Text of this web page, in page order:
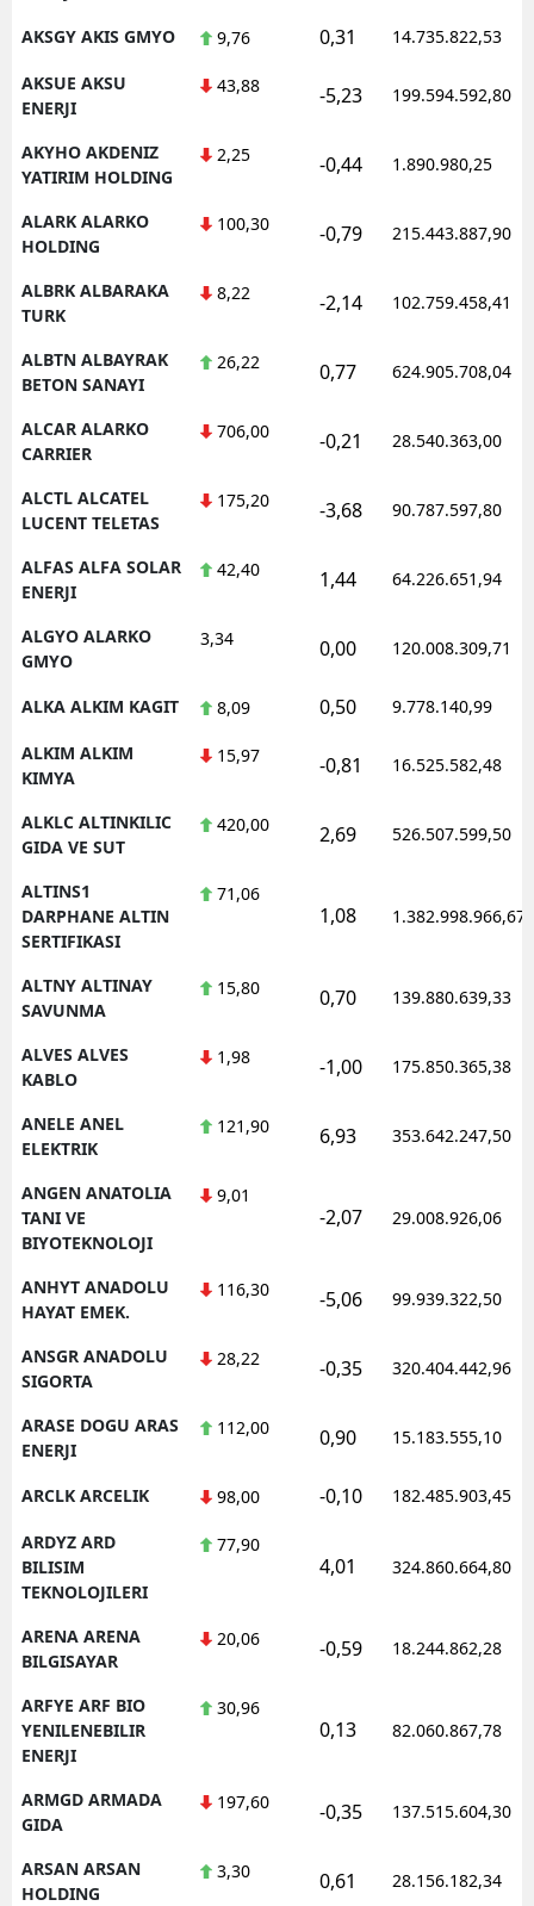
AKSGY AKIS GMYO
9,76 0,31 14.735.822,53
AKSUE AKSU
ENERJI
43,88 -5,23 199.594.592,80
AKYHO AKDENIZ
YATIRIM HOLDING
2,25 -0,44 1.890.980,25
ALARK ALARKO
HOLDING
100,30 -0,79 215.443.887,90
ALBRK ALBARAKA
TURK
8,22 -2,14 102.759.458,41
ALBTN ALBAYRAK
BETON SANAYI
26,22 0,77 624.905.708,04
ALCAR ALARKO
CARRIER
706,00 -0,21 28.540.363,00
ALCTL ALCATEL
LUCENT TELETAS
175,20 -3,68 90.787.597,80
ALFAS ALFA SOLAR
ENERJI
42,40 1,44 64.226.651,94
ALGYO ALARKO
GMYO
3,34 0,00 120.008.309,71
ALKA ALKIM KAGIT 8,09 0,50 9.778.140,99
ALKIM ALKIM
KIMYA
15,97 -0,81 16.525.582,48
ALKLC ALTINKILIC
GIDA VE SUT
420,00 2,69 526.507.599,50
ALTINS1
DARPHANE ALTIN
SERTIFIKASI
71,06
1,08 1.382.998.966,67
ALTNY ALTINAY
SAVUNMA
15,80 0,70 139.880.639,33
ALVES ALVES
KABLO
1,98 -1,00 175.850.365,38
ANELE ANEL
ELEKTRIK
121,90 6,93 353.642.247,50
ANGEN ANATOLIA
TANI VE
BIYOTEKNOLOJI
9,01
-2,07 29.008.926,06
ANHYT ANADOLU
HAYAT EMEK.
116,30 -5,06 99.939.322,50
ANSGR ANADOLU
SIGORTA
28,22 -0,35 320.404.442,96
ARASE DOGU ARAS
ENERJI
112,00 0,90 15.183.555,10
ARCLK ARCELIK 98,00 -0,10 182.485.903,45
ARDYZ ARD
BILISIM
TEKNOLOJILERI
77,90
4,01 324.860.664,80
ARENA ARENA
BILGISAYAR
20,06 -0,59 18.244.862,28
ARFYE ARF BIO
YENILENEBILIR
ENERJI
30,96
0,13 82.060.867,78
ARMGD ARMADA
GIDA
197,60 -0,35 137.515.604,30
ARSAN ARSAN
HOLDING
3,30 0,61 28.156.182,34